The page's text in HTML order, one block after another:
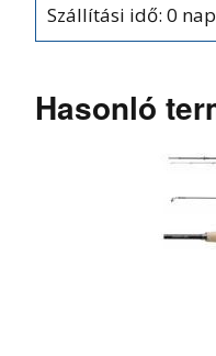
Szállítási idő: 0 nap
Hasonló